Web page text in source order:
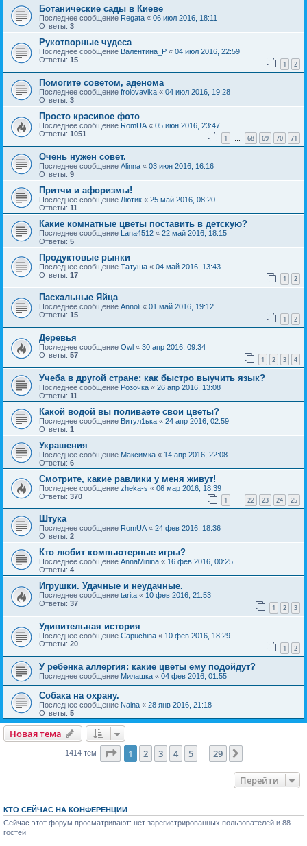
Ботанические сады в Киеве
Последнее сообщение Regata « 06 июл 2016, 18:11
Ответы: 3
Рукотворные чудеса
Последнее сообщение Валентина_Р « 04 июл 2016, 22:59
Ответы: 15 1 2
Помогите советом, аденома
Последнее сообщение frolovavika « 04 июл 2016, 19:28
Ответы: 3
Просто красивое фото
Последнее сообщение RomUA « 05 июн 2016, 23:47
Ответы: 1051 1 … 68 69 70 71
Очень нужен совет.
Последнее сообщение Alinna « 03 июн 2016, 16:16
Ответы: 9
Притчи и афоризмы!
Последнее сообщение Лютик « 25 май 2016, 08:20
Ответы: 11
Какие комнатные цветы поставить в детскую?
Последнее сообщение Lana4512 « 22 май 2016, 18:15
Ответы: 5
Продуктовые рынки
Последнее сообщение Татуша « 04 май 2016, 13:43
Ответы: 17 1 2
Пасхальные Яйца
Последнее сообщение Annoli « 01 май 2016, 19:12
Ответы: 15 1 2
Деревья
Последнее сообщение Owl « 30 апр 2016, 09:34
Ответы: 57 1 2 3 4
Учеба в другой стране: как быстро выучить язык?
Последнее сообщение Розочка « 26 апр 2016, 13:08
Ответы: 11
Какой водой вы поливаете свои цветы?
Последнее сообщение Витул1ька « 24 апр 2016, 02:59
Ответы: 1
Украшения
Последнее сообщение Максимка « 14 апр 2016, 22:08
Ответы: 6
Смотрите, какие равлики у меня живут!
Последнее сообщение zheka-s « 06 мар 2016, 18:39
Ответы: 370 1 22 23 24 25
Штука
Последнее сообщение RomUA « 24 фев 2016, 18:36
Ответы: 2
Кто любит компьютерные игры?
Последнее сообщение AnnaMinina « 16 фев 2016, 00:25
Ответы: 4
Игрушки. Удачные и неудачные.
Последнее сообщение tarita « 10 фев 2016, 21:53
Ответы: 37 1 2 3
Удивительная история
Последнее сообщение Capuchina « 10 фев 2016, 18:29
Ответы: 20 1 2
У ребенка аллергия: какие цветы ему подойдут?
Последнее сообщение Милашка « 04 фев 2016, 01:55
Собака на охрану.
Последнее сообщение Naina « 28 янв 2016, 21:18
Ответы: 5
Новая тема
1414 тем Страница из 29
1 2 3 4 5 29
Перейти
КТО СЕЙЧАС НА КОНФЕРЕНЦИИ
Сейчас этот форум просматривают: нет зарегистрированных пользователей и 88
гостей